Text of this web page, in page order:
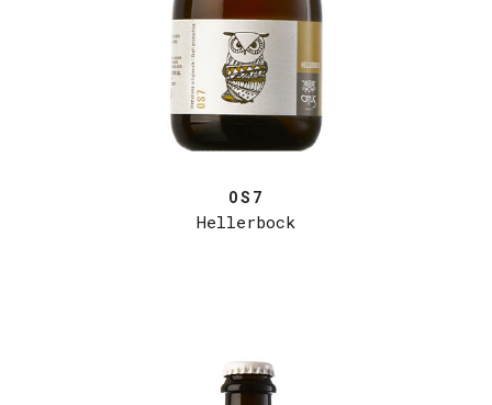
OS7
Hellerbock